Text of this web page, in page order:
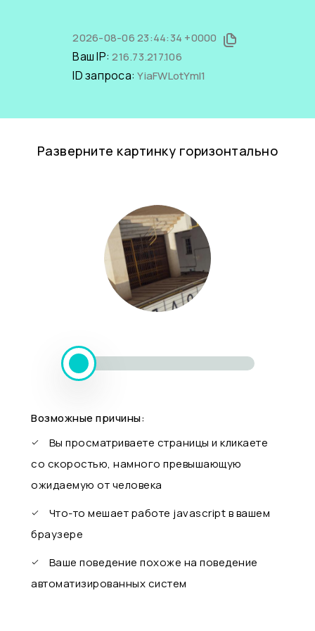
2026-08-06 23:44:34 +0000
Ваш IP:216.73.217.106
ID запроса:YiaFWLotYmI1
Разверните картинку горизонтально
Возможные причины:
Вы просматриваете страницы и кликаете
со скоростью, намного превышающую
ожидаемую от человека
Что-то мешает работе javascript в вашем
браузере
Ваше поведение похоже на поведение
автоматизированных систем